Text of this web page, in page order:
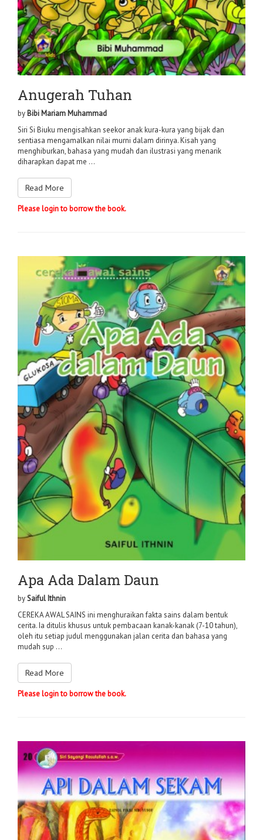
Anugerah Tuhan
by Bibi Mariam Muhammad
Siri Si Biuku mengisahkan seekor anak kura-kura yang bijak dan
sentiasa mengamalkan nilai murni dalam dirinya. Kisah yang
menghiburkan, bahasa yang mudah dan ilustrasi yang menarik
diharapkan dapat me ...
Read More
Please login to borrow the book.
Apa Ada Dalam Daun
bySaiful Ithnin
CEREKA AWAL SAINS ini menghuraikan fakta sains dalam bentuk
cerita. Ia ditulis khusus untuk pembacaan kanak-kanak (7-10 tahun),
oleh itu setiap judul menggunakan jalan cerita dan bahasa yang
mudah sup ...
Read More
Please login to borrow the book.